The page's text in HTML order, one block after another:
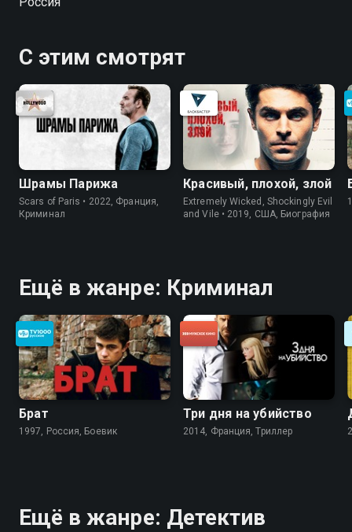
С этим смотрят
Шрамы Парижа
Scars of Paris • 2022, Франция,
Криминал
Красивый, плохой, злой
Extremely Wicked, Shockingly Evil
and Vile • 2019, США, Биография
Ещё в жанре: Криминал
Брат
1997, Россия, Боевик
Три дня на убийство
2014, Франция, Триллер
Ещё в жанре: Детектив